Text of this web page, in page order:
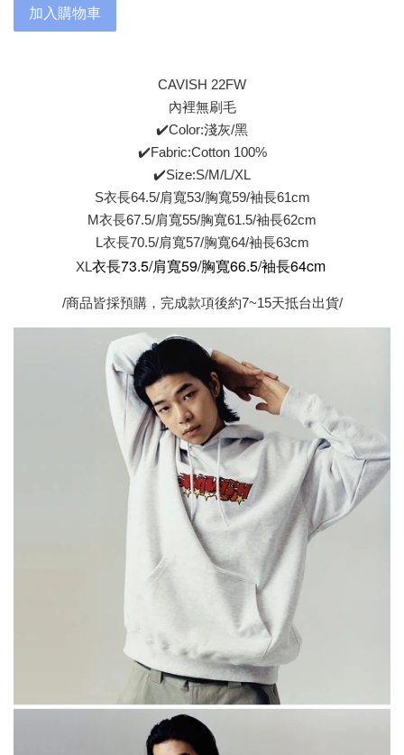
加入購物車
CAVISH 22FW
內裡無刷毛
✔️Color:淺灰/黑
✔️Fabric:Cotton 100%
✔️Size:S/M/L/XL
S衣長64.5/肩寬53/胸寬59/袖長61cm
M衣長67.5/肩寬55/胸寬61.5/袖長62cm
L衣長70.5/肩寬57/胸寬64/袖長63cm
XL衣長73.5/肩寬59/胸寬66.5/袖長64cm
/商品皆採預購，完成款項後約7~15天抵台出貨/